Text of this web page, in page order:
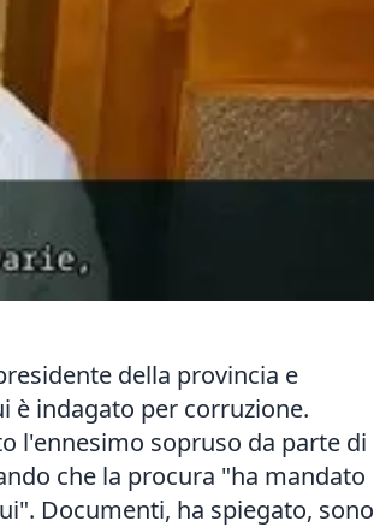
della provincia e
è indagato per corruzione.
l'ennesimo sopruso da parte di
che la procura "ha mandato
Documenti, ha spiegato, sono